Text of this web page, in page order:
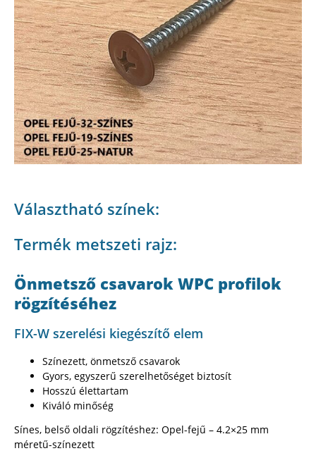
Választható színek:
Termék metszeti rajz:
Önmetsző csavarok WPC profilok
rögzítéséhez
FIX-W szerelési kiegészítő elem
Színezett, önmetsző csavarok
Gyors, egyszerű szerelhetőséget biztosít
Hosszú élettartam
Kiváló minőség
Sínes, belső oldali rögzítéshez: Opel-fejű – 4.2×25 mm
méretű-színezett